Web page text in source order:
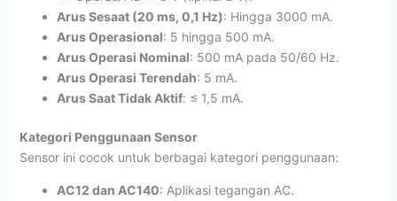
Arus Sesaat (20 ms, 0,1 Hz): Hingga 3000 mA.
Arus Operasional: 5 hingga 500 mA.
Arus Operasi Nominal: 500 mA pada 50/60 Hz.
Arus Operasi Terendah: 5 mA.
Arus Saat Tidak Aktif: ≤ 1,5 mA.
Kategori Penggunaan Sensor
Sensor ini cocok untuk berbagai kategori penggunaan:
AC12 dan AC140: Aplikasi tegangan AC.